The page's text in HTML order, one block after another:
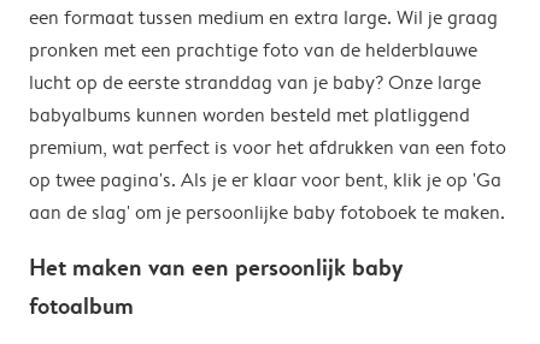
een formaat tussen medium en extra large. Wil je graag
pronken met een prachtige foto van de helderblauwe
lucht op de eerste stranddag van je baby? Onze large
babyalbums kunnen worden besteld met platliggend
premium, wat perfect is voor het afdrukken van een foto
op twee pagina's. Als je er klaar voor bent, klik je op 'Ga
aan de slag' om je persoonlijke baby fotoboek te maken.
Het maken van een persoonlijk baby
fotoalbum